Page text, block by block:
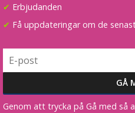
✔ Erbjudanden
✔ Få uppdateringar om de
Genom att trycka på Gå med så